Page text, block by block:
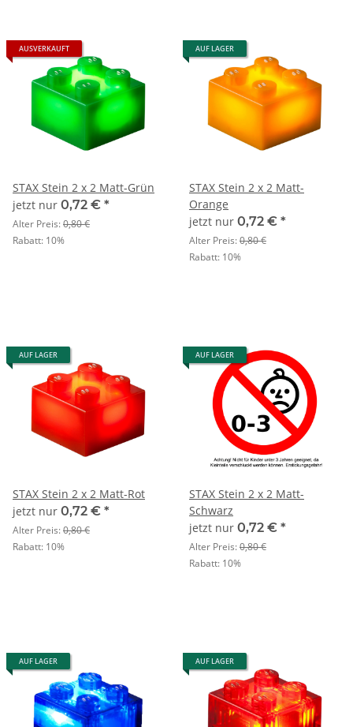
AUSVERKAUFT
STAX Stein 2 x 2 Matt-Grün
jetzt nur 0,72 € *
Alter Preis:0,80 €
Rabatt: 10%
AUF LAGER
STAX Stein 2 x 2 Matt-
Orange
jetzt nur 0,72 € *
Alter Preis:0,80 €
Rabatt: 10%
AUF LAGER
STAX Stein 2 x 2 Matt-Rot
jetzt nur 0,72 € *
Alter Preis:0,80 €
Rabatt: 10%
AUF LAGER
STAX Stein 2 x 2 Matt-
Schwarz
jetzt nur 0,72 € *
Alter Preis:0,80 €
Rabatt: 10%
AUF LAGER AUF LAGER